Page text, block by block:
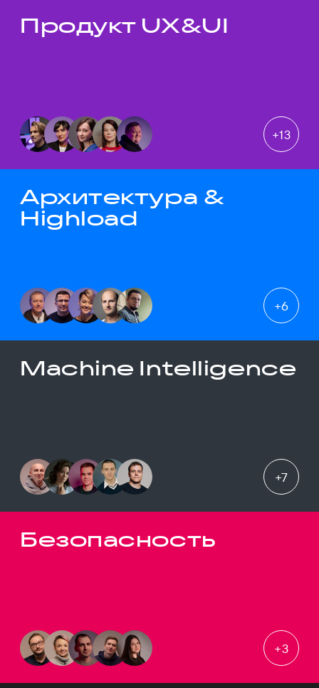
Темы докладов
Продукт UX&UI
+13
Архитектура &
Highload
+6
Machine Intelligence
+7
Безопасность
+3